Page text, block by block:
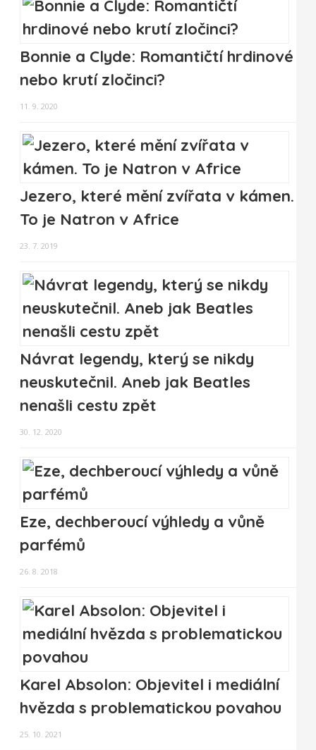
Bonnie a Clyde: Romantičtí hrdinové
nebo krutí zločinci?
11. 9. 2020
Jezero, které mění zvířata v kámen.
To je Natron v Africe
23. 7. 2019
Návrat legendy, který se nikdy
neuskutečnil. Aneb jak Beatles
nenašli cestu zpět
30. 12. 2020
Eze, dechberoucí výhledy a vůně
parfémů
26. 8. 2018
Karel Absolon: Objevitel i mediální
hvězda s problematickou povahou
25. 10. 2021